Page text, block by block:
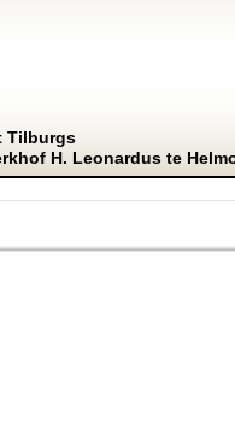
Tilburgs
H. Leonardus te